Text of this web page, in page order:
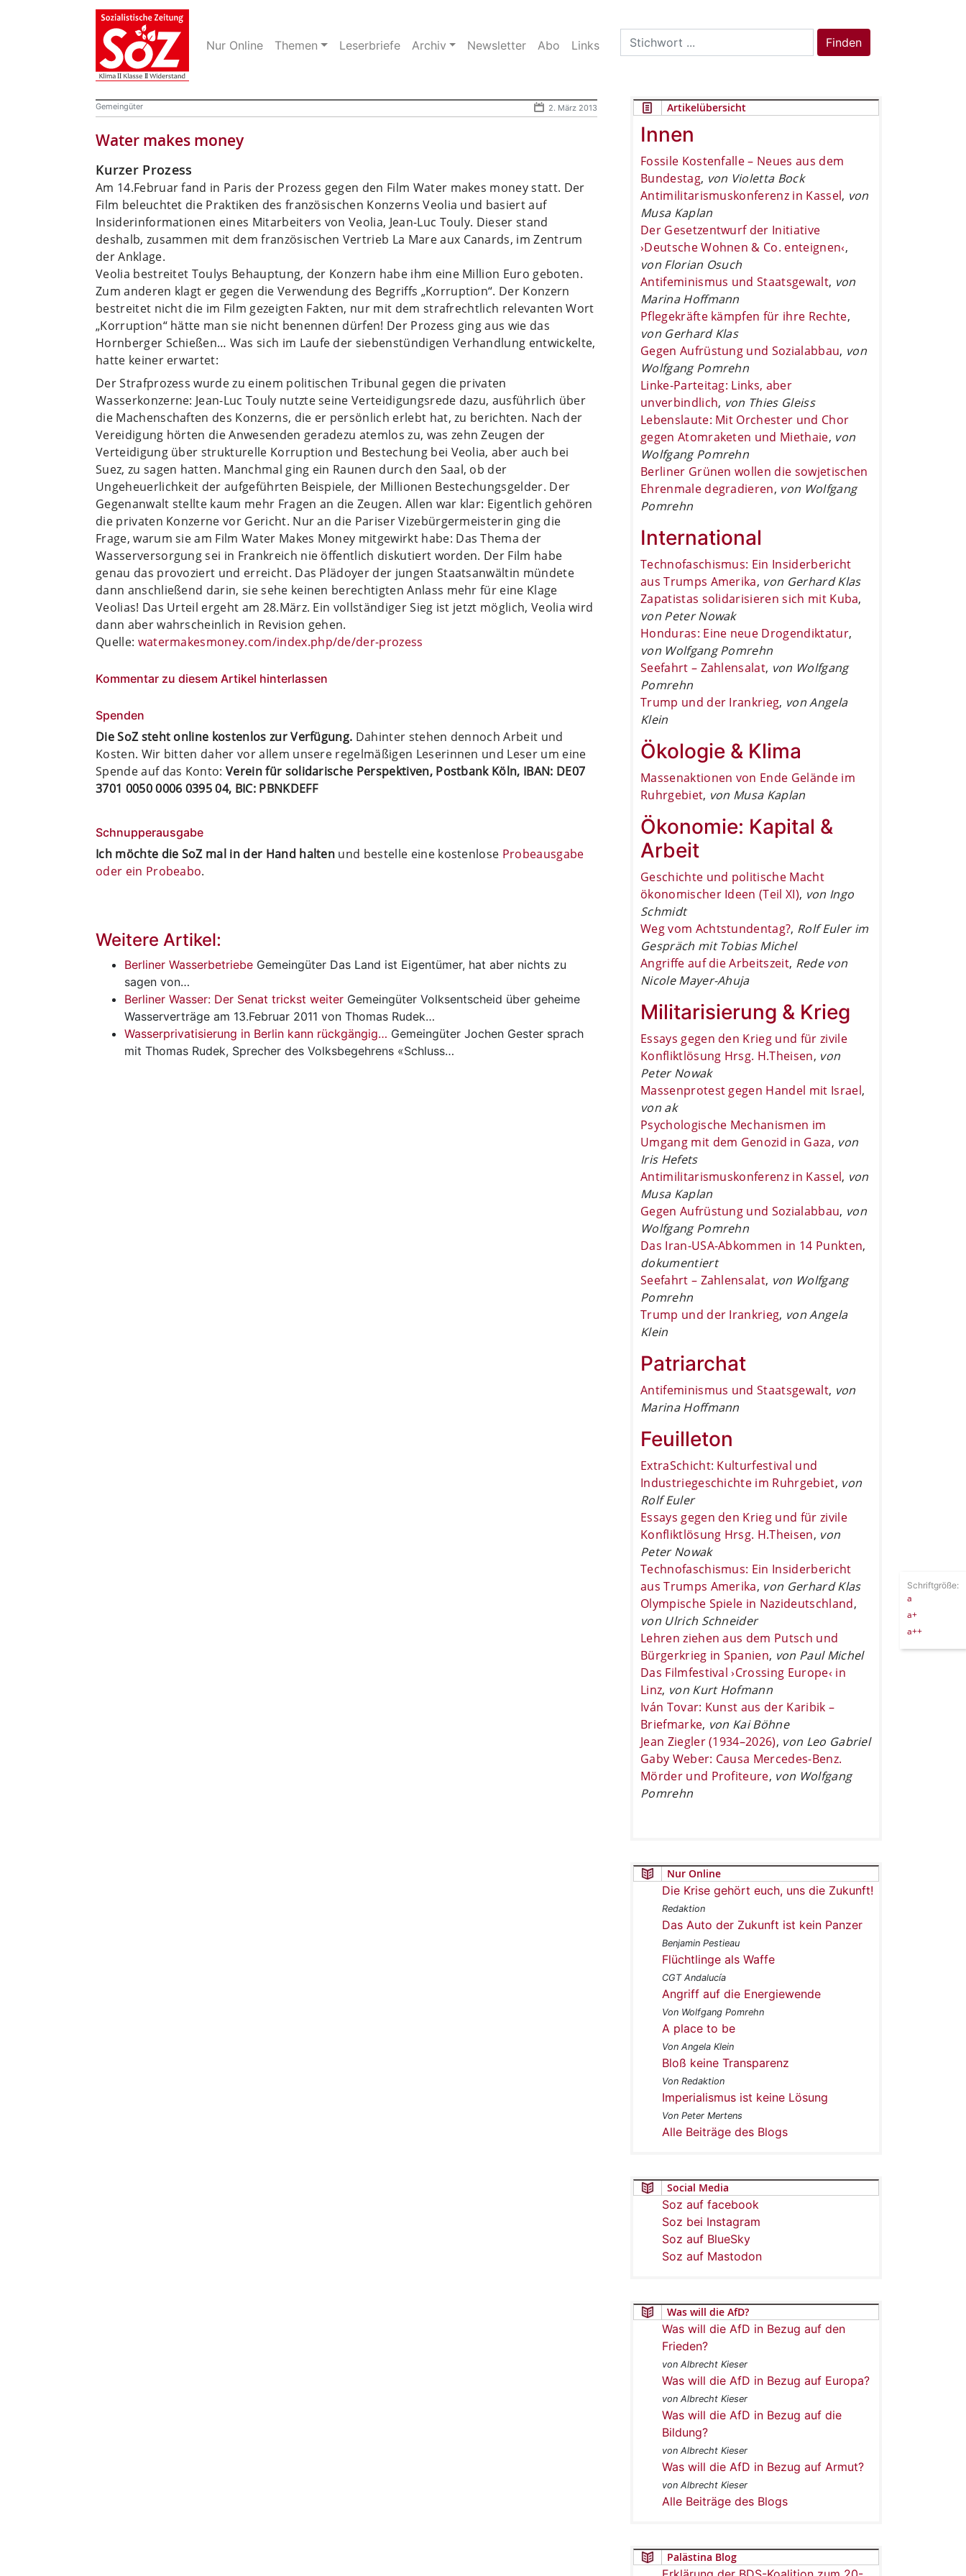
Nur Online Themen Leserbriefe Archiv Newsletter Abo Links
Search
for:
Finden
Gemeingüter 2. März 2013
Water makes money
Kurzer Prozess
Am 14.Februar fand in Paris der Prozess gegen den Film Water makes money statt. Der
Film beleuchtet die Praktiken des französischen Konzerns Veolia und basiert auf
Insiderinformationen eines Mitarbeiters von Veolia, Jean-Luc Touly. Dieser stand
deshalb, zusammen mit dem französischen Vertrieb La Mare aux Canards, im Zentrum
der Anklage.
Veolia bestreitet Toulys Behauptung, der Konzern habe ihm eine Million Euro geboten.
Zum anderen klagt er gegen die Verwendung des Begriffs „Korruption“. Der Konzern
bestreitet nicht die im Film gezeigten Fakten, nur mit dem strafrechtlich relevanten Wort
„Korruption“ hätte man sie nicht benennen dürfen! Der Prozess ging aus wie das
Hornberger Schießen… Was sich im Laufe der siebenstündigen Verhandlung entwickelte,
hatte keiner erwartet:
Der Strafprozess wurde zu einem politischen Tribunal gegen die privaten
Wasserkonzerne: Jean-Luc Touly nutzte seine Verteidigungsrede dazu, ausführlich über
die Machenschaften des Konzerns, die er persönlich erlebt hat, zu berichten. Nach der
Vereidigung hörten die Anwesenden geradezu atemlos zu, was zehn Zeugen der
Verteidigung über strukturelle Korruption und Bestechung bei Veolia, aber auch bei
Suez, zu sagen hatten. Manchmal ging ein Raunen durch den Saal, ob der
Ungeheuerlichkeit der aufgeführten Beispiele, der Millionen Bestechungsgelder. Der
Gegenanwalt stellte kaum mehr Fragen an die Zeugen. Allen war klar: Eigentlich gehören
die privaten Konzerne vor Gericht. Nur an die Pariser Vizebürgermeisterin ging die
Frage, warum sie am Film Water Makes Money mitgewirkt habe: Das Thema der
Wasserversorgung sei in Frankreich nie öffentlich diskutiert worden. Der Film habe
genau das provoziert und erreicht. Das Plädoyer der jungen Staatsanwältin mündete
dann anschließend darin, sie sehe keinen berechtigten Anlass mehr für eine Klage
Veolias! Das Urteil ergeht am 28.März. Ein vollständiger Sieg ist jetzt möglich, Veolia wird
dann aber wahrscheinlich in Revision gehen.
Quelle: watermakesmoney.com/index.php/de/der-prozess
Kommentar zu diesem Artikel hinterlassen
Spenden
Die SoZ steht online kostenlos zur Verfügung. Dahinter stehen dennoch Arbeit und
Kosten. Wir bitten daher vor allem unsere regelmäßigen Leserinnen und Leser um eine
Spende auf das Konto:Verein für solidarische Perspektiven, Postbank Köln, IBAN: DE07
3701 0050 0006 0395 04, BIC: PBNKDEFF
Schnupperausgabe
Ich möchte die SoZ mal in der Hand halten und bestelle eine kostenlose Probeausgabe
oder ein Probeabo.
Weitere Artikel:
Berliner Wasserbetriebe Gemeingüter Das Land ist Eigentümer, hat aber nichts zu
sagen von…
Berliner Wasser: Der Senat trickst weiter Gemeingüter Volksentscheid über geheime
Wasserverträge am 13.Februar 2011 von Thomas Rudek…
Wasserprivatisierung in Berlin kann rückgängig… Gemeingüter Jochen Gester sprach
mit Thomas Rudek, Sprecher des Volksbegehrens «Schluss…
Artikelübersicht
Innen
Fossile Kostenfalle – Neues aus dem
Bundestag, von Violetta Bock
Antimilitarismuskonferenz in Kassel, von
Musa Kaplan
Der Gesetzentwurf der Initiative
›Deutsche Wohnen & Co. enteignen‹,
von Florian Osuch
Antifeminismus und Staatsgewalt, von
Marina Hoffmann
Pflegekräfte kämpfen für ihre Rechte,
von Gerhard Klas
Gegen Aufrüstung und Sozialabbau, von
Wolfgang Pomrehn
Linke-Parteitag: Links, aber
unverbindlich, von Thies Gleiss
Lebenslaute: Mit Orchester und Chor
gegen Atomraketen und Miethaie, von
Wolfgang Pomrehn
Berliner Grünen wollen die sowjetischen
Ehrenmale degradieren, von Wolfgang
Pomrehn
International
Technofaschismus: Ein Insiderbericht
aus Trumps Amerika, von Gerhard Klas
Zapatistas solidarisieren sich mit Kuba,
von Peter Nowak
Honduras: Eine neue Drogendiktatur,
von Wolfgang Pomrehn
Seefahrt – Zahlensalat, von Wolfgang
Pomrehn
Trump und der Irankrieg, von Angela
Klein
Ökologie & Klima
Massenaktionen von Ende Gelände im
Ruhrgebiet, von Musa Kaplan
Ökonomie: Kapital &
Arbeit
Geschichte und politische Macht
ökonomischer Ideen (Teil XI), von Ingo
Schmidt
Weg vom Achtstundentag?, Rolf Euler im
Gespräch mit Tobias Michel
Angriffe auf die Arbeitszeit, Rede von
Nicole Mayer-Ahuja
Militarisierung & Krieg
Essays gegen den Krieg und für zivile
Konfliktlösung Hrsg. H.Theisen, von
Peter Nowak
Massenprotest gegen Handel mit Israel,
von ak
Psychologische Mechanismen im
Umgang mit dem Genozid in Gaza, von
Iris Hefets
Antimilitarismuskonferenz in Kassel, von
Musa Kaplan
Gegen Aufrüstung und Sozialabbau, von
Wolfgang Pomrehn
Das Iran-USA-Abkommen in 14 Punkten,
dokumentiert
Seefahrt – Zahlensalat, von Wolfgang
Pomrehn
Trump und der Irankrieg, von Angela
Klein
Patriarchat
Antifeminismus und Staatsgewalt, von
Marina Hoffmann
Feuilleton
ExtraSchicht: Kulturfestival und
Industriegeschichte im Ruhrgebiet, von
Rolf Euler
Essays gegen den Krieg und für zivile
Konfliktlösung Hrsg. H.Theisen, von
Peter Nowak
Technofaschismus: Ein Insiderbericht
aus Trumps Amerika, von Gerhard Klas
Olympische Spiele in Nazideutschland,
von Ulrich Schneider
Lehren ziehen aus dem Putsch und
Bürgerkrieg in Spanien, von Paul Michel
Das Filmfestival ›Crossing Europe‹ in
Linz, von Kurt Hofmann
Iván Tovar: Kunst aus der Karibik –
Briefmarke, von Kai Böhne
Jean Ziegler (1934–2026), von Leo Gabriel
Gaby Weber: Causa Mercedes-Benz.
Mörder und Profiteure, von Wolfgang
Pomrehn
Nur Online
Die Krise gehört euch, uns die Zukunft!
Redaktion
Das Auto der Zukunft ist kein Panzer
Benjamin Pestieau
Flüchtlinge als Waffe
CGT Andalucía
Angriff auf die Energiewende
Von Wolfgang Pomrehn
A place to be
Von Angela Klein
Bloß keine Transparenz
Von Redaktion
Imperialismus ist keine Lösung
Von Peter Mertens
Alle Beiträge des Blogs
Social Media
Soz auf facebook
Soz bei Instagram
Soz auf BlueSky
Soz auf Mastodon
Was will die AfD?
Was will die AfD in Bezug auf den
Frieden?
von Albrecht Kieser
Was will die AfD in Bezug auf Europa?
von Albrecht Kieser
Was will die AfD in Bezug auf die
Bildung?
von Albrecht Kieser
Was will die AfD in Bezug auf Armut?
von Albrecht Kieser
Alle Beiträge des Blogs
Palästina Blog
Schriftgröße:
a
a+
a++